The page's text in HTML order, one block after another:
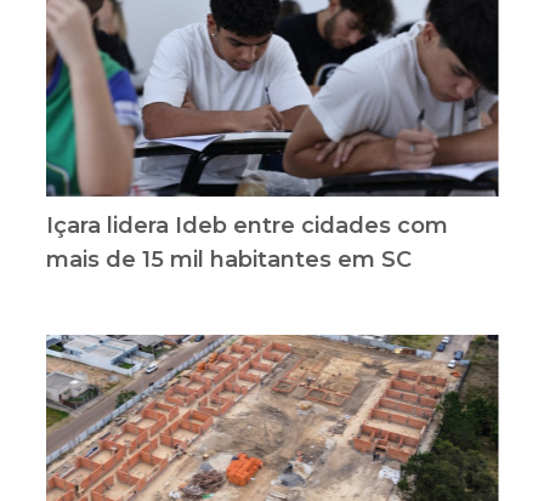
Içara lidera Ideb entre cidades com
mais de 15 mil habitantes em SC